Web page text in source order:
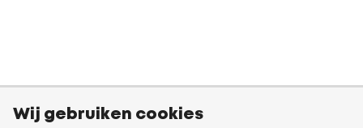
Wij gebruiken cookies